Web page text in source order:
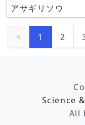
アサギリソウ
< 1 2
Science
All